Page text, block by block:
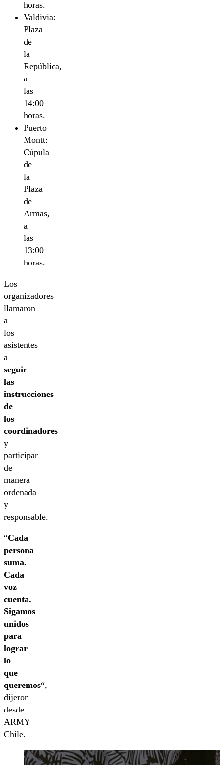
horas.
Valdivia:
Plaza
de
la
República,
a
las
14:00
horas.
Puerto
Montt:
Cúpula
de
la
Plaza
de
Armas,
a
las
13:00
horas.
Los
organizadores
llamaron
a
los
asistentes
a
seguir
las
instrucciones
de
los
coordinadores
y
participar
de
manera
ordenada
y
responsable.
“Cada
persona
suma.
Cada
voz
cuenta.
Sigamos
unidos
para
lograr
lo
que
queremos“,
dijeron
desde
ARMY
Chile.